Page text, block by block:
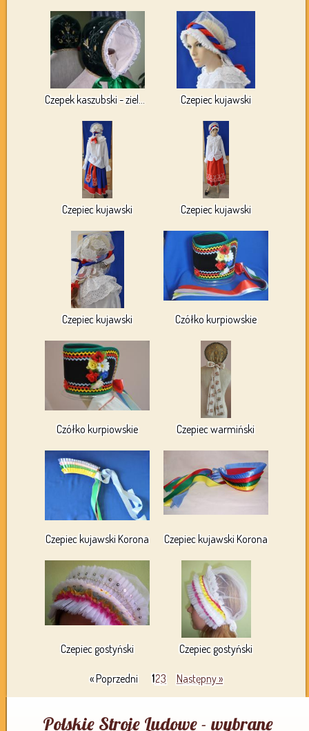
Czepek kaszubski - zielony Czepiec kujawski
Czepiec kujawski Czepiec kujawski
Czepiec kujawski Czółko kurpiowskie
Czółko kurpiowskie Czepiec warmiński
Czepiec kujawski Korona Czepiec kujawski Korona
Czepiec gostyński Czepiec gostyński
« Poprzedni 123 Następny »
Polskie Stroje Ludowe - wybrane